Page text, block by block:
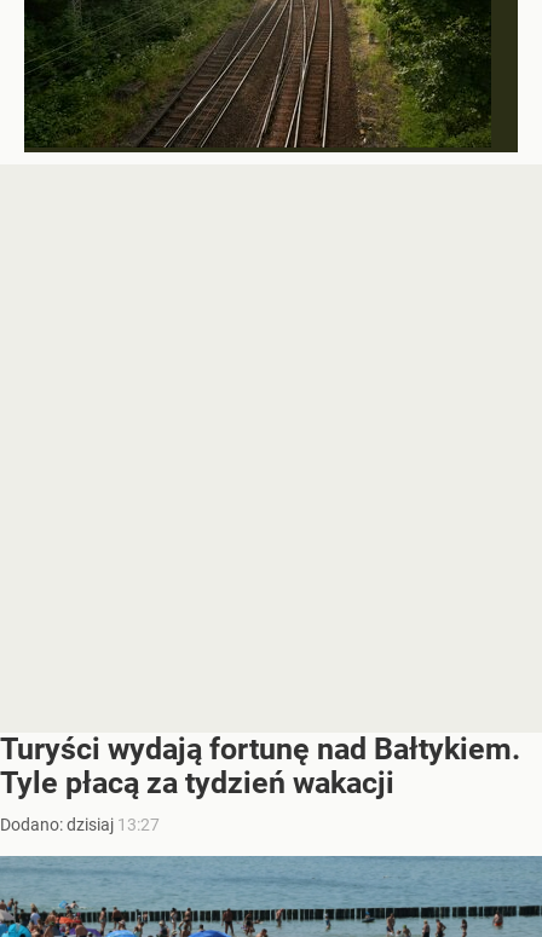
Turyści wydają fortunę nad Bałtykiem.
Tyle płacą za tydzień wakacji
Dodano:dzisiaj 13:27